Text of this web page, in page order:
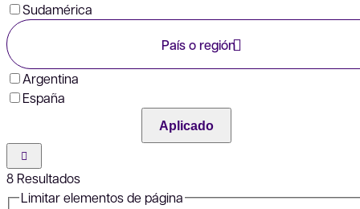
Sudamérica
País o región
Argentina
España
Aplicado
8 Resultados
Limitar elementos de página